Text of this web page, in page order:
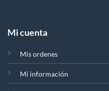
Mi cuenta
Mis ordenes
Mi información